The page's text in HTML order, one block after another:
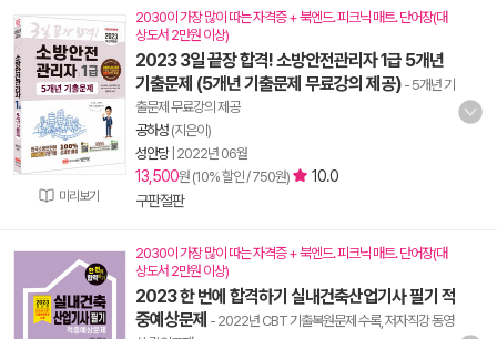
미리보기
2030이 가장 많이 따는 자격증 + 북엔드. 피크닉 매트. 단어장(대
상도서 2만원 이상)
2023 3일 끝장 합격! 소방안전관리자 1급 5개년
기출문제 (5개년 기출문제 무료강의 제공) - 5개년 기
출문제 무료강의 제공
공하성 (지은이)
성안당| 2022년 06월
13,500원 (10% 할인 / 750원)
10.0
구판절판
2030이 가장 많이 따는 자격증 + 북엔드. 피크닉 매트. 단어장(대
상도서 2만원 이상)
2023 한 번에 합격하기 실내건축산업기사 필기 적
중예상문제 - 2022년 CBT 기출복원문제 수록, 저자직강 동영